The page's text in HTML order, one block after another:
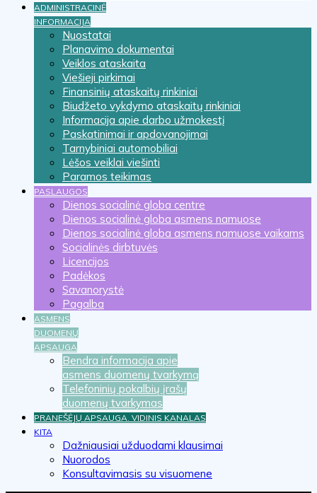
ADMINISTRACINĖ
INFORMACIJA
Nuostatai
Planavimo dokumentai
Veiklos ataskaita
Viešieji pirkimai
Finansinių ataskaitų rinkiniai
Biudžeto vykdymo ataskaitų rinkiniai
Informacija apie darbo užmokestį
Paskatinimai ir apdovanojimai
Tarnybiniai automobiliai
Lėšos veiklai viešinti
Paramos teikimas
PASLAUGOS
Dienos socialinė globa centre
Dienos socialinė globa asmens namuose
Dienos socialinė globa asmens namuose vaikams
Socialinės dirbtuvės
Licencijos
Padėkos
Savanorystė
Pagalba
ASMENS
DUOMENŲ
APSAUGA
Bendra informacija apie
asmens duomenų tvarkymą
Telefoninių pokalbių įrašų
duomenų tvarkymas
PRANEŠĖJŲ APSAUGA. VIDINIS KANALAS
KITA
Dažniausiai užduodami klausimai
Nuorodos
Konsultavimasis su visuomene